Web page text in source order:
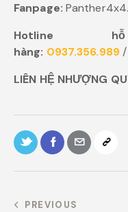
Fanpage:
Hotline
hàng: 0937.356.989/
LIÊN HỆ NHƯỢNG
PREVIOUS